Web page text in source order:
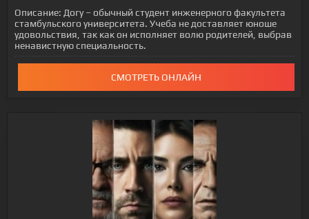
Описание: Догу – обычный студент инженерного факультета
стамбульского университета. Учеба не доставляет юноше
удовольствия, так как он исполняет волю родителей, выбрав
ненавистную специальность.
СМОТРЕТЬ ОНЛАЙН